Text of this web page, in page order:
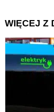
WIĘCEJ Z